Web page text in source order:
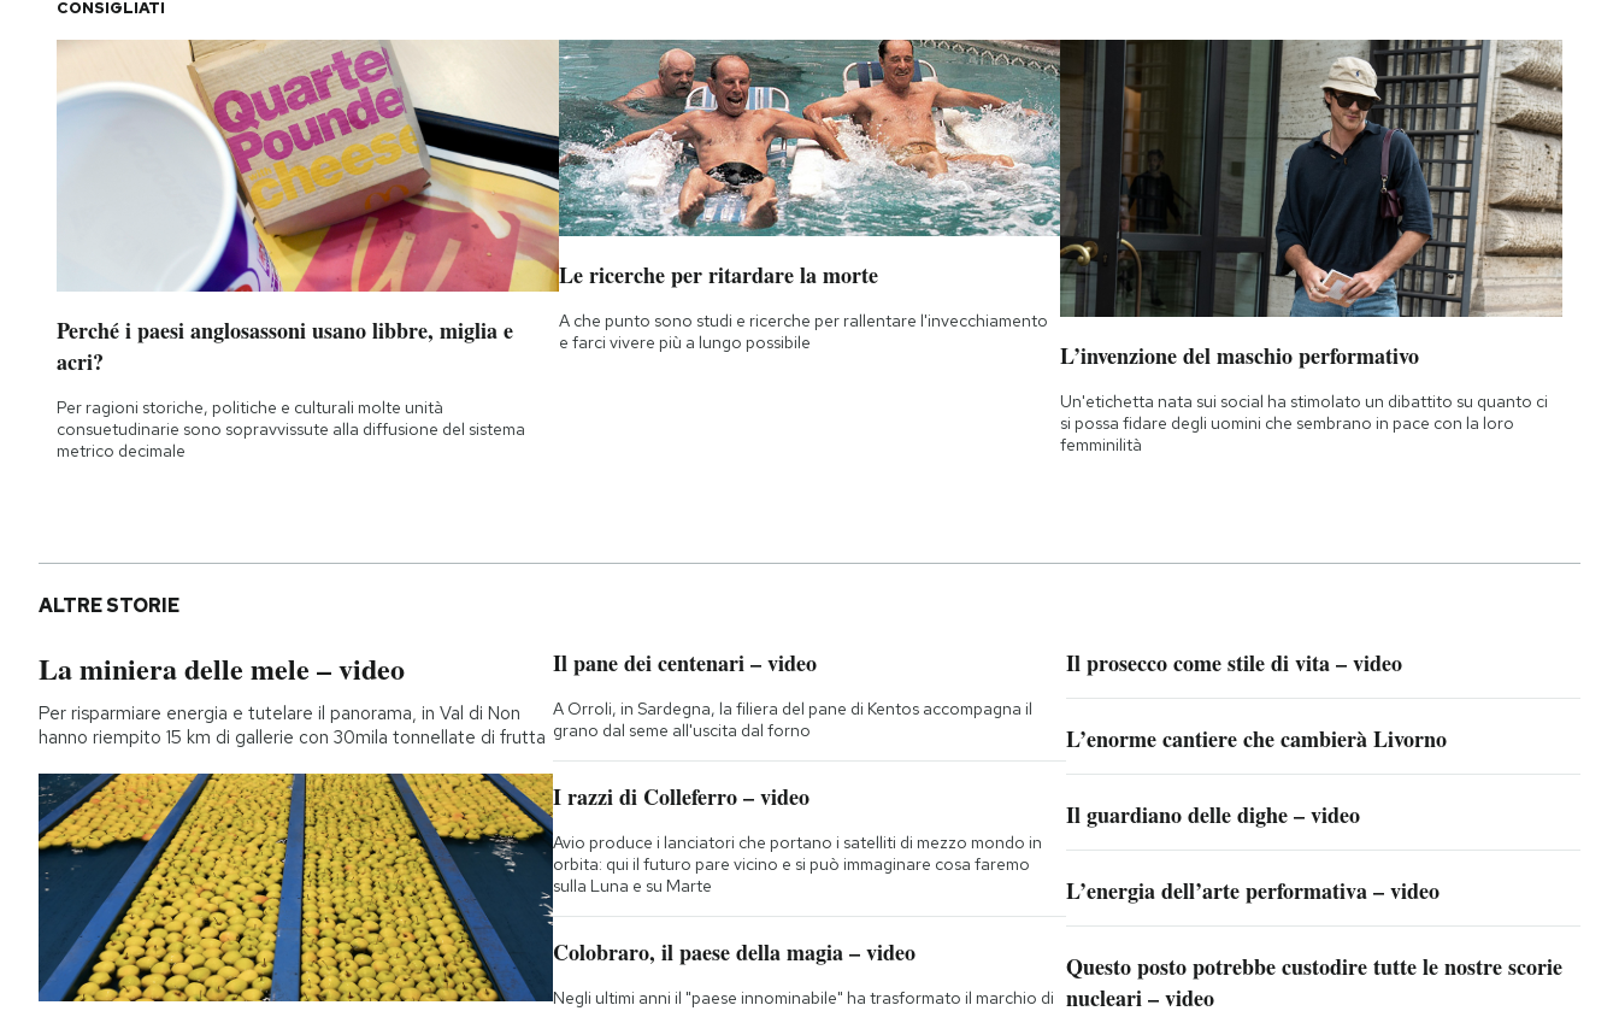
NEWSLETTER
I MIEI PREFERITI
CALENDARIO
AREA PERSONALE
Area Personale
Newsletter
CONSIGLIATI
Perché i paesi anglosassoni usano libbre, miglia e
acri?
Per ragioni storiche, politiche e culturali molte unità
consuetudinarie sono sopravvissute alla diffusione del sistema
metrico decimale
Le ricerche per ritardare la morte
A che punto sono studi e ricerche per rallentare l'invecchiamento
e farci vivere più a lungo possibile
L’invenzione del maschio performativo
Un'etichetta nata sui social ha stimolato un dibattito su quanto ci
si possa fidare degli uomini che sembrano in pace con la loro
femminilità
ALTRE STORIE
La miniera delle mele – video
Per risparmiare energia e tutelare il panorama, in Val di Non
hanno riempito 15 km di gallerie con 30mila tonnellate di frutta
Il pane dei centenari – video
A Orroli, in Sardegna, la filiera del pane di Kentos accompagna il
grano dal seme all'uscita dal forno
I razzi di Colleferro – video
Avio produce i lanciatori che portano i satelliti di mezzo mondo in
orbita: qui il futuro pare vicino e si può immaginare cosa faremo
sulla Luna e su Marte
Colobraro, il paese della magia – video
Negli ultimi anni il "paese innominabile" ha trasformato il marchio di
Il prosecco come stile di vita – video
L’enorme cantiere che cambierà Livorno
Il guardiano delle dighe – video
L’energia dell’arte performativa – video
Questo posto potrebbe custodire tutte le nostre scorie
nucleari – video